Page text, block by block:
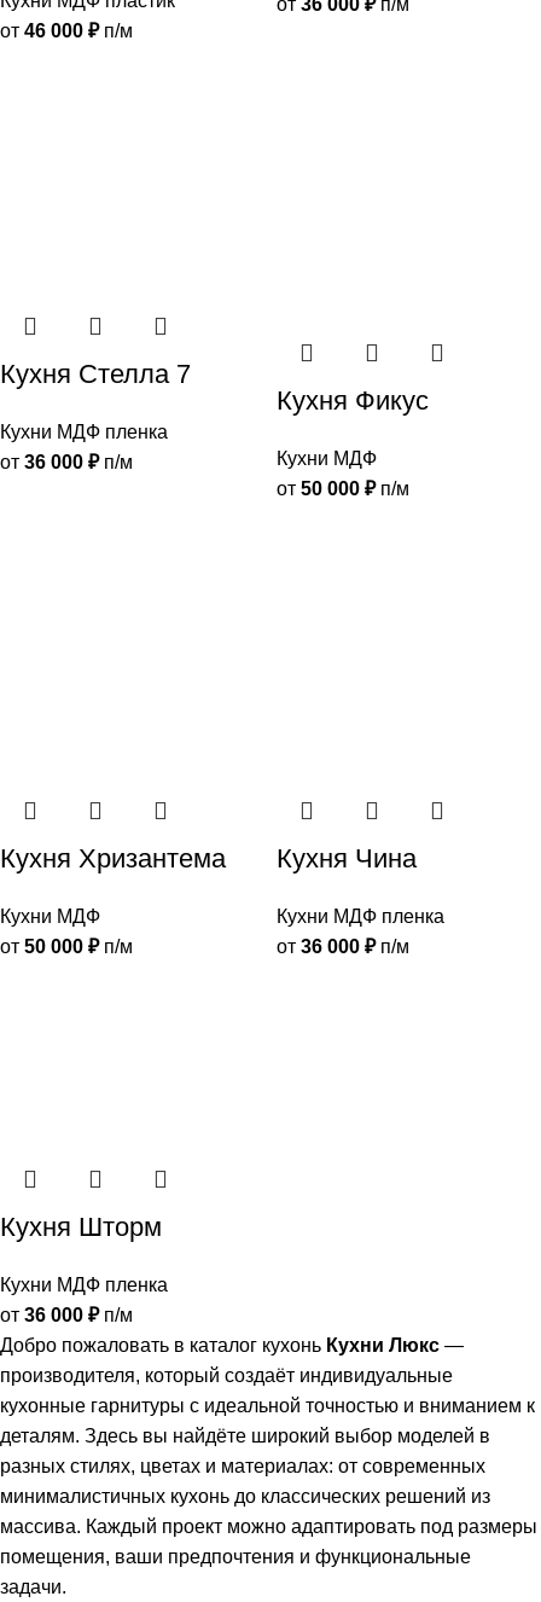
от 46 000 ₽п/м
от 36 000 ₽п/м
Кухня Стелла 7
Кухни МДФ пленка
от 36 000 ₽п/м
Кухня Фикус
Кухни МДФ
от 50 000 ₽п/м
Кухня Хризантема
Кухни МДФ
от 50 000 ₽п/м
Кухня Чина
Кухни МДФ пленка
от 36 000 ₽п/м
Кухня Шторм
Кухни МДФ пленка
от 36 000 ₽п/м
Добро пожаловать в каталог кухонь Кухни Люкс —
производителя, который создаёт индивидуальные
кухонные гарнитуры с идеальной точностью и вниманием к
деталям. Здесь вы найдёте широкий выбор моделей в
разных стилях, цветах и материалах: от современных
минималистичных кухонь до классических решений из
массива. Каждый проект можно адаптировать под размеры
помещения, ваши предпочтения и функциональные
задачи.